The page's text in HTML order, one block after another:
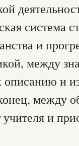
система
и
между
описанию и
между
и